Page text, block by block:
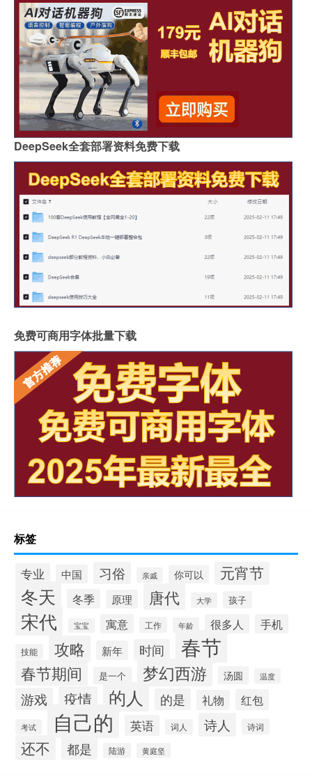
DeepSeek全套部署资料免费下载
免费可商用字体批量下载
标签
专业 中国 习俗 亲戚 你可以 元宵节
冬天 冬季 原理 唐代 大学 孩子
宋代 宝宝 寓意 工作 年龄 很多人 手机
技能 攻略 新年 时间 春节
春节期间 是一个 梦幻西游 汤圆 温度
游戏 疫情 的人 的是 礼物 红包
考试 自己的 英语 词人 诗人 诗词
还不 都是 陆游 黄庭坚